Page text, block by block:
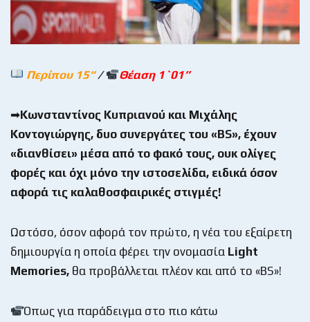
Περίπου 15“/ Θέαση 1`01’’
➡Κωνσταντίνος Κυπριανού και Μιχάλης
Κοντογιώργης, δυο συνεργάτες του «BS», έχουν
«διανθίσει» μέσα από το φακό τους, ουκ ολίγες
φορές και όχι μόνο την ιστοσελίδα, ειδικά όσον
αφορά τις καλαθοσφαιρικές στιγμές!
Ωστόσο, όσον αφορά τον πρώτο, η νέα του εξαίρετη
δημιουργία η οποία φέρει την ονομασία Light
Memories, θα προβάλλεται πλέον και από το «BS»!
Όπως για παράδειγμα στο πιο κάτω